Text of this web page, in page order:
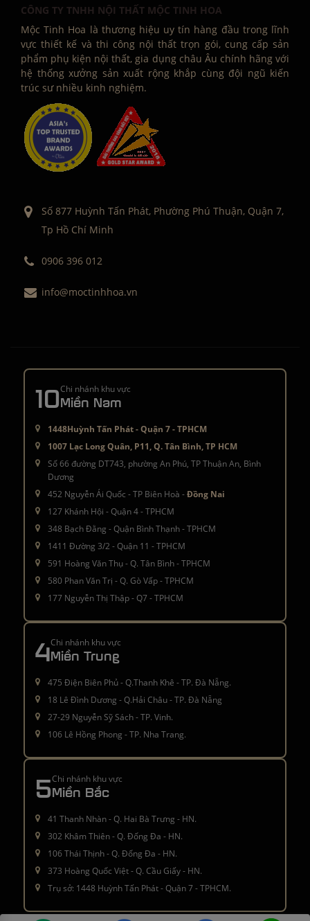
CÔNG TY TNHH NỘI THẤT MỘC TINH HOA
Mộc Tinh Hoa là thương hiệu uy tín hàng đầu trong lĩnh
vực thiết kế và thi công nội thất trọn gói, cung cấp sản
phẩm phụ kiện nội thất, gia dụng châu Âu chính hãng với
hệ thống xưởng sản xuất rộng khắp cùng đội ngũ kiến
trúc sư nhiều kinh nghiệm.
Số 877 Huỳnh Tấn Phát, Phường Phú Thuận, Quận 7,
Tp Hồ Chí Minh
0906 396 012
info@moctinhhoa.vn
10Chi nhánh khu vực
Miền Nam
1448Huỳnh Tấn Phát - Quận 7 - TPHCM
1007 Lạc Long Quân, P11, Q. Tân Bình, TP HCM
Số 66 đường DT743, phường An Phú, TP Thuận An, Bình
Dương
452 Nguyễn Ái Quốc - TP Biên Hoà -Đồng Nai
127 Khánh Hội - Quận 4 - TPHCM
348 Bạch Đằng - Quận Bình Thạnh - TPHCM
1411 Đường 3/2 - Quận 11 - TPHCM
591 Hoàng Văn Thụ - Q. Tân Bình - TPHCM
580 Phan Văn Trị - Q. Gò Vấp - TPHCM
177 Nguyễn Thị Thập - Q7 - TPHCM
4Chi nhánh khu vực
Miền Trung
475 Điện Biên Phủ - Q.Thanh Khê - TP. Đà Nẵng.
18 Lê Đình Dương - Q.Hải Châu - TP. Đà Nẵng
27-29 Nguyễn Sỹ Sách - TP. Vinh.
106 Lê Hồng Phong - TP. Nha Trang.
5Chi nhánh khu vực
Miền Bắc
41 Thanh Nhàn - Q. Hai Bà Trưng - HN.
302 Khâm Thiên - Q. Đống Đa - HN.
106 Thái Thịnh - Q. Đống Đa - HN.
373 Hoàng Quốc Việt - Q. Cầu Giấy - HN.
Trụ sở: 1448 Huỳnh Tấn Phát - Quận 7 - TPHCM.